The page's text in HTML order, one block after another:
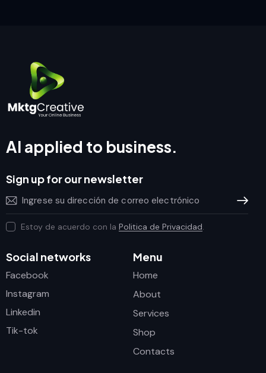
AI applied to business.
Sign up for our newsletter
Estoy de acuerdo con la Politica de Privacidad.
Social networks
Facebook
Instagram
Linkedin
Tik-tok
Menu
Home
About
Services
Shop
Contacts